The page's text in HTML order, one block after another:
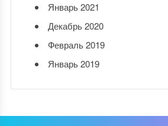
Январь 2021
Декабрь 2020
Февраль 2019
Январь 2019